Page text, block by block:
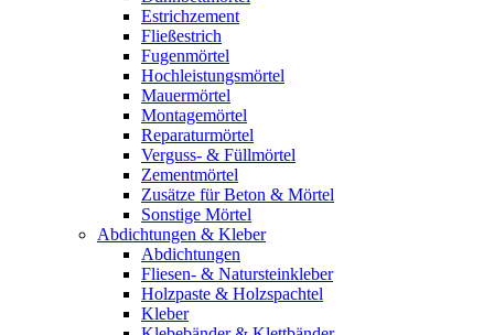
Estrichzement
Fließestrich
Fugenmörtel
Hochleistungsmörtel
Mauermörtel
Montagemörtel
Reparaturmörtel
Verguss- & Füllmörtel
Zementmörtel
Zusätze für Beton & Mörtel
Sonstige Mörtel
Abdichtungen & Kleber
Abdichtungen
Fliesen- & Natursteinkleber
Holzpaste & Holzspachtel
Kleber